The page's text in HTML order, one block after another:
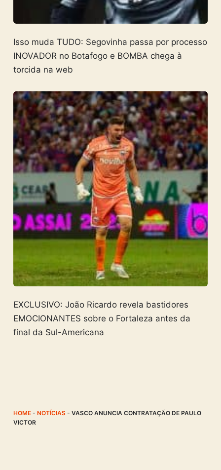
Isso muda TUDO: Segovinha passa por processo
INOVADOR no Botafogo e BOMBA chega à
torcida na web
EXCLUSIVO: João Ricardo revela bastidores
EMOCIONANTES sobre o Fortaleza antes da
final da Sul-Americana
HOME- NOTÍCIAS- VASCO ANUNCIA CONTRATAÇÃO DE PAULO
VICTOR